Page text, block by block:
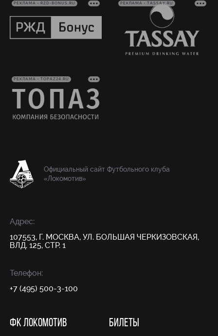
РЕКЛАМА • RZD-BONUS.RU РЕКЛАМА • TASSAY.RU
РЕКЛАМА • TOPAZ24.RU
Официальный сайт Футбольного клуба
«Локомотив»
Адрес:
107553, Г. МОСКВА, УЛ. БОЛЬШАЯ ЧЕРКИЗОВСКАЯ,
ВЛД. 125, СТР. 1
Телефон:
+7 (495) 500-3-100
ФК ЛОКОМОТИВ БИЛЕТЫ